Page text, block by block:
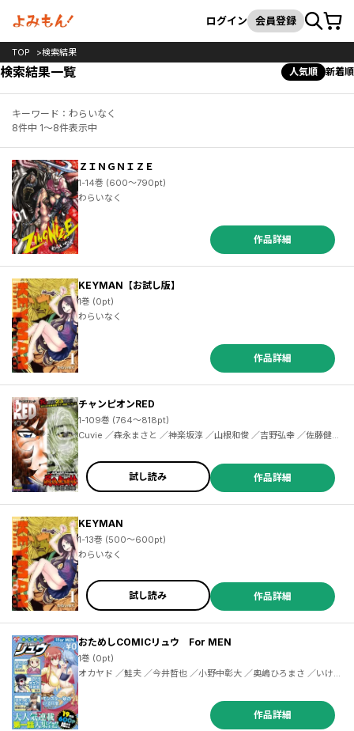
検索
ログイン 会員登録カート
TOP 検索結果
検索結果一覧 人気順 新着順
キーワード：わらいなく
8件中 1～8件表示中
ＺＩＮＧＮＩＺＥ
1-14巻 (600～790pt)
わらいなく
作品詳細
KEYMAN【お試し版】
1巻 (0pt)
わらいなく
作品詳細
チャンピオンRED
1-109巻 (764～818pt)
Cuvie ／森永まさと ／神楽坂淳 ／山根和俊 ／吉野弘幸 ／佐藤健悦 ／深見真 ／刻夜セイゴ ／河本ほむら ／ズズ ／手塚治虫 ／士貴智志 ／前川淳 ／嶋星光壱 ／板垣恵介 ／尾松知和 ／車田正美 ／サイトウケンジ ／上田信舟 ／中山昌亮 ／井上行広 ／ブラッドレー・ボンド ／フィリップ・Ｎ・モーゼス ／田畑由秋 ／余湖裕輝 ／本兌有 ／杉ライカ ／わらいなく ／木々津克久 ／GUNP ／青山広美 ／さくらうめ ／パーミン ／波多ヒロ ／道満晴明 ／かわのゆうすけ ／かゆらゆか ／GUNP ／サイトウケンジ ／平井和正
試し読み 作品詳細
KEYMAN
1-13巻 (500～600pt)
わらいなく
試し読み 作品詳細
おためしCOMICリュウ For MEN
1巻 (0pt)
オカヤド ／鮭夫 ／今井哲也 ／小野中彰大 ／奥嶋ひろまさ ／いけ
／村山慶 ／ノブヨシ侍 ／梅木泰祐 ／中野でいち ／わらいなく ／佐
伊村司 ／山西正則 ／こじまなおなり ／つばな ／星里もちる ／黒釜
ナオ ／アサミ・マート ／ちみもりを ／ワタリユウ ／ＣＯＭＩＣリ
ュウ編集部
作品詳細